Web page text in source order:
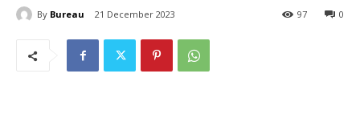
By Bureau 21 December 2023 0
97